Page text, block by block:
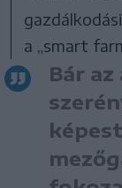
a „smart
Bár